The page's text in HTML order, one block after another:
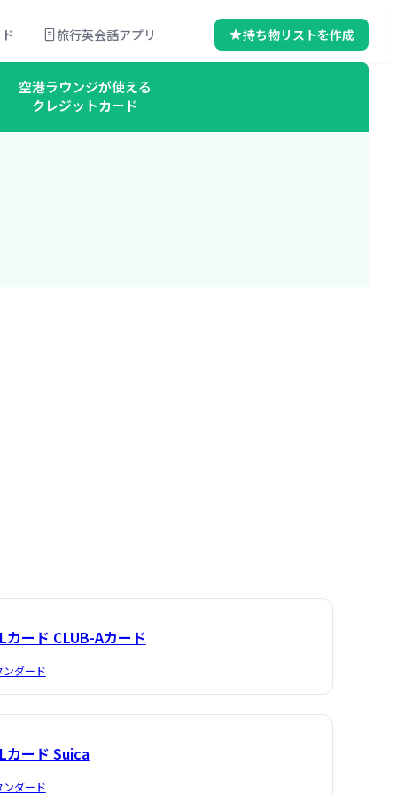
旅行英会話アプリ 持ち物リストを作成
空港ラウンジが使える
クレジットカード
カード CLUB-Aカード
ンダード
カード Suica
ンダード